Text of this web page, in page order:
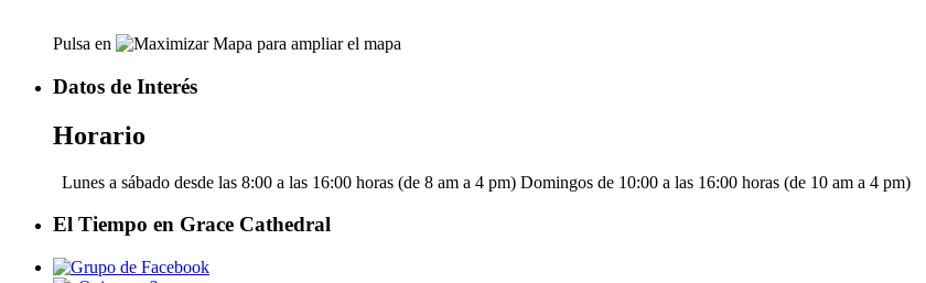
Pulsa en para ampliar el mapa
Datos de Interés
Horario
Lunes a sábado desde las 8:00 a las 16:00 horas (de 8 am a 4 pm) Domingos de 10:00 a las 16:00 horas (de 10 am a 4 pm)
El Tiempo en Grace Cathedral